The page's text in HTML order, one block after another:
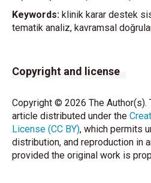
Keywords: klinik karar destek
tematik analiz, kavramsal
Copyright and license
Copyright © 2026 The Author(s).
article distributed under the
License (CC BY), which permits
distribution, and reproduction in
provided the original work is